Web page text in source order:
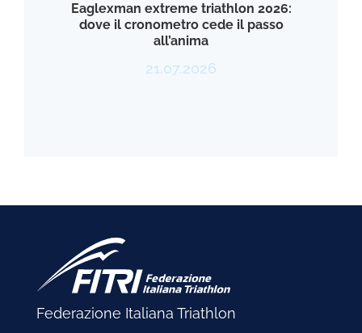
Eaglexman extreme triathlon 2026:
dove il cronometro cede il passo
all’anima
21.07.2026
Federazione Italiana Triathlon